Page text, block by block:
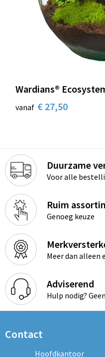
Wardians®
vanaf € 27,50
Duurzame
Voor alle
Ruim
Genoeg keuze
Meer dan alleen
Adviserend
Hulp nodig?
Contact
Hoofdkantoor